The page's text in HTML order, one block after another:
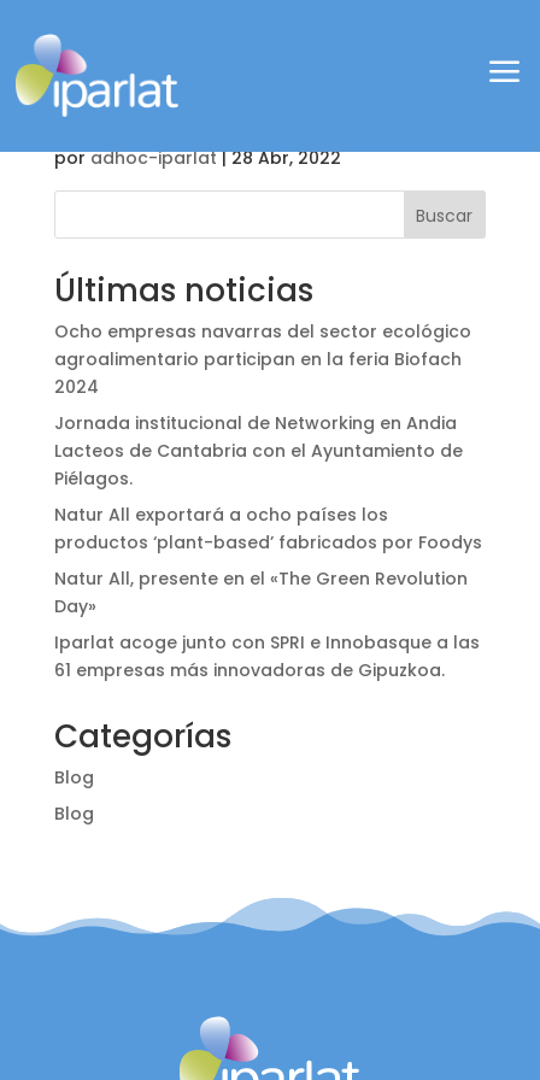
a
Bebida Bio Almendra
Natur All
poradhoc-iparlat|28 Abr, 2022
Buscar
Últimas noticias
Ocho empresas navarras del sector ecológico
agroalimentario participan en la feria Biofach
2024
Jornada institucional de Networking en Andia
Lacteos de Cantabria con el Ayuntamiento de
Piélagos.
Natur All exportará a ocho países los
productos ‘plant-based’ fabricados por Foodys
Natur All, presente en el «The Green Revolution
Day»
Iparlat acoge junto con SPRI e Innobasque a las
61 empresas más innovadoras de Gipuzkoa.
Categorías
Blog
Blog